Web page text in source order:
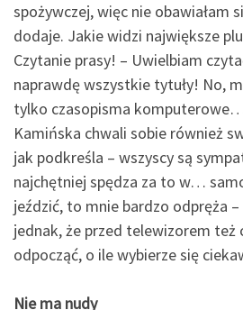
spożywczej, więc nie obawiałam
dodaje. Jakie widzi największe
Czytanie prasy! – Uwielbiam
naprawdę wszystkie tytuły! No,
tylko czasopisma
Kamińska chwali sobie również
jak podkreśla – wszyscy są
najchętniej spędza za to w…
jeździć, to mnie bardzo odpręża
jednak, że przed telewizorem też
odpocząć, o ile wybierze się
Nie ma nudy